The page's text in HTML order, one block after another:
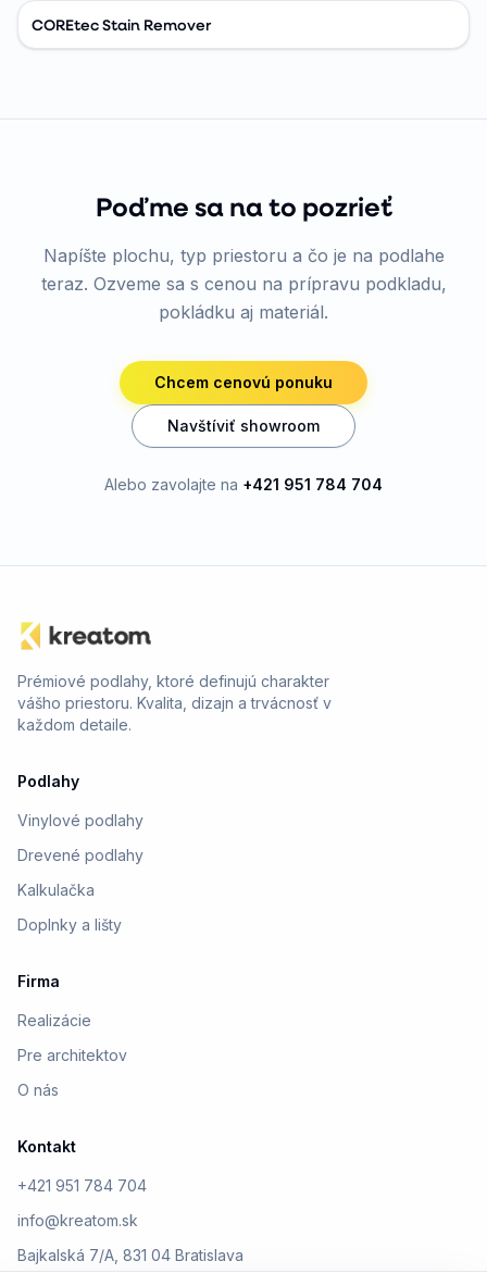
COREtec Stain Remover
Poďme sa na to pozrieť
Napíšte plochu, typ priestoru a čo je na podlahe
teraz. Ozveme sa s cenou na prípravu podkladu,
pokládku aj materiál.
Chcem cenovú ponuku
Navštíviť showroom
Alebo zavolajte na +421 951 784 704
Prémiové podlahy, ktoré definujú charakter
vášho priestoru. Kvalita, dizajn a trvácnosť v
každom detaile.
Podlahy
Vinylové podlahy
Drevené podlahy
Kalkulačka
Doplnky a lišty
Firma
Realizácie
Pre architektov
O nás
Kontakt
+421 951 784 704
info@kreatom.sk
Bajkalská 7/A, 831 04 Bratislava